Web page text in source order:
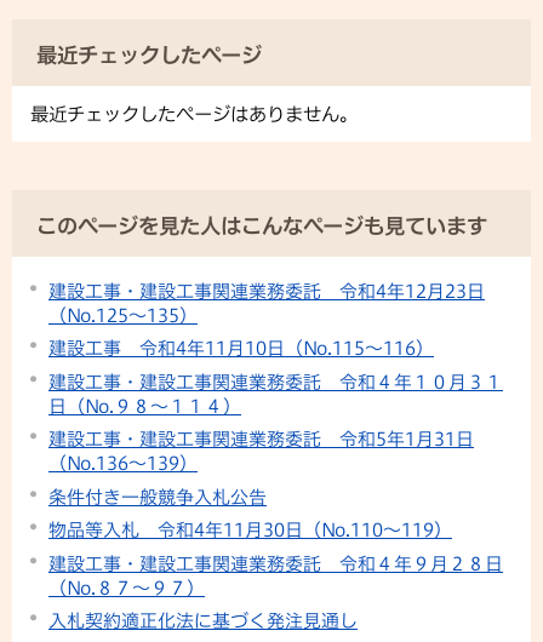
最近チェックしたページ
最近チェックしたページはありません。
このページを見た人はこんなページも見ています
建設工事・建設工事関連業務委託 令和4年12月23日
（No.125〜135）
建設工事 令和4年11月10日（No.115〜116）
建設工事・建設工事関連業務委託 令和４年１０月３１
日（No.９８〜１１４）
建設工事・建設工事関連業務委託 令和5年1月31日
（No.136〜139）
条件付き一般競争入札公告
物品等入札 令和4年11月30日（No.110～119）
建設工事・建設工事関連業務委託 令和４年９月２８日
（No.８７〜９７）
入札契約適正化法に基づく発注見通し